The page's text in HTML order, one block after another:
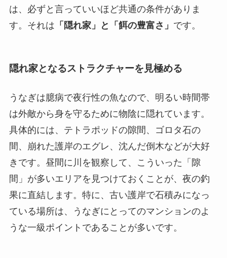
は、必ずと言っていいほど共通の条件がありま
す。それは 「隠れ家」と「餌の豊富さ」 です。
隠れ家となるストラクチャーを見極める
うなぎは臆病で夜行性の魚なので、明るい時間帯
は外敵から身を守るために物陰に隠れています。
具体的には、テトラポッドの隙間、ゴロタ石の
間、崩れた護岸のエグレ、沈んだ倒木などが大好
きです。昼間に川を観察して、こういった「隙
間」が多いエリアを見つけておくことが、夜の釣
果に直結します。特に、古い護岸で石積みになっ
ている場所は、うなぎにとってのマンションのよ
うな一級ポイントであることが多いです。